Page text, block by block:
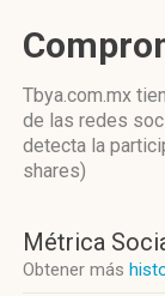
Tbya.com.mx
de las redes
detecta la
shares)
Métrica
Obtener más